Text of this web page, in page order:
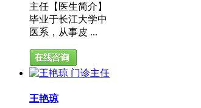
主任【医生简介】
毕业于长江大学中
医系，从事皮 ...
王艳琼